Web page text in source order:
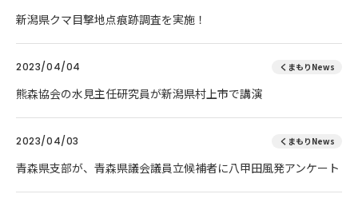
新潟県クマ目撃地点痕跡調査を実施！
2023/04/04 くまもりNews
熊森協会の水見主任研究員が新潟県村上市で講演
2023/04/03 くまもりNews
青森県支部が、青森県議会議員立候補者に八甲田風発アンケート